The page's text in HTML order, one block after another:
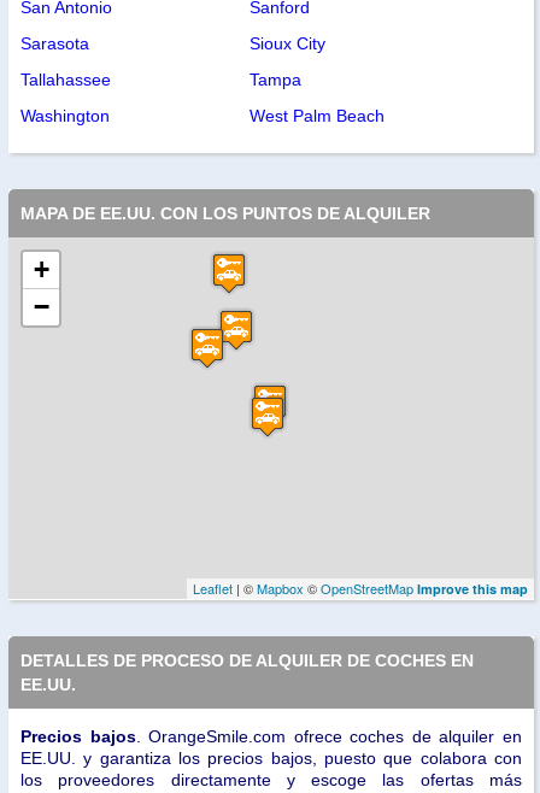
San Antonio
Sanford
Sarasota
Sioux City
Tallahassee
Tampa
Washington
West Palm Beach
MAPA DE EE.UU. CON LOS PUNTOS DE ALQUILER
+
−
Leaflet | ©Mapbox ©OpenStreetMap Improve this map
DETALLES DE PROCESO DE ALQUILER DE COCHES EN
EE.UU.
Precios bajos. OrangeSmile.com ofrece coches de alquiler en
EE.UU. y garantiza los precios bajos, puesto que colabora con
los proveedores directamente y escoge las ofertas más